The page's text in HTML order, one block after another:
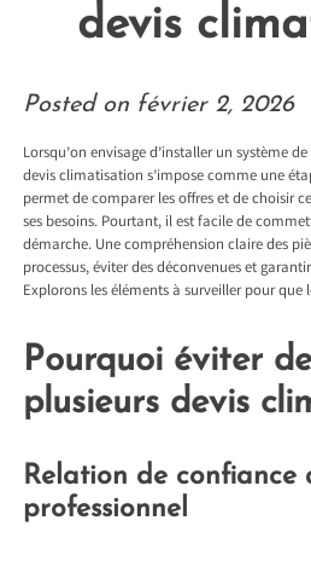
devis
Posted on février 2, 2026
Lorsqu’on envisage d’installer un système
devis climatisation s’impose comme une
permet de comparer les offres et de choisir
ses besoins. Pourtant, il est facile de
démarche. Une compréhension claire des
processus, éviter des déconvenues et
Explorons les éléments à surveiller pour
Pourquoi éviter
plusieurs devis
Relation de confiance
professionnel